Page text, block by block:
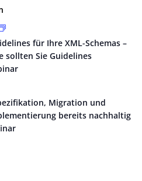
für Ihre XML-Schemas –
sollten Sie Guidelines
Migration und
bereits nachhaltig